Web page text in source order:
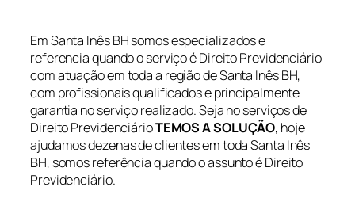
Em Santa Inês BH somos especializados e
referencia quando o serviço é Direito Previdenciário
com atuação em toda a região de Santa Inês BH,
com profissionais qualificados e principalmente
garantia no serviço realizado. Seja no serviços de
Direito PrevidenciárioTEMOS A SOLUÇÃO, hoje
ajudamos dezenas de clientes em toda Santa Inês
BH, somos referência quando o assunto é Direito
Previdenciário.